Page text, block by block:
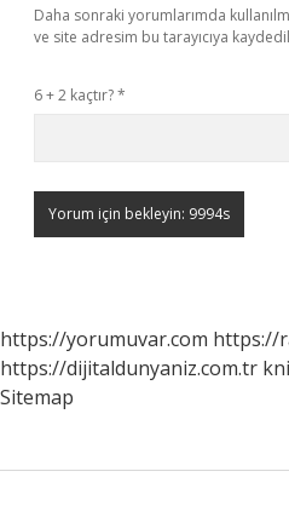
Daha sonraki yorumlarımda
ve site adresim bu tarayıcıya
6 + 2 kaçtır?*
https://yorumuvar.com https://
https://dijitaldunyaniz.com.tr
Sitemap